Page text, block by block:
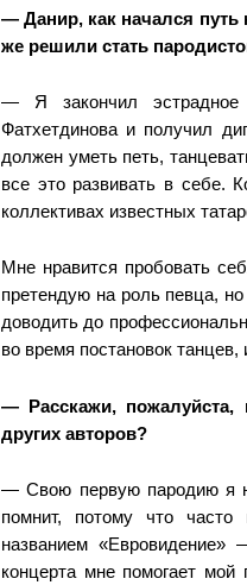
— Данир, как начался путь
же решили стать
— Я закончил эстрадное
Фатхетдинова и получил
должен уметь петь,
все это развивать в себе.
коллективах известных
Мне нравится пробовать
претендую на роль певца,
доводить до
во время постановок
— Расскажи, пожалуйста,
других авторов?
— Свою первую пародию я
помнит, потому что часто
названием
концерта мне помогает мой